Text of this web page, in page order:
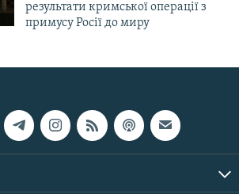
результати кримської операції з
примусу Росії до миру